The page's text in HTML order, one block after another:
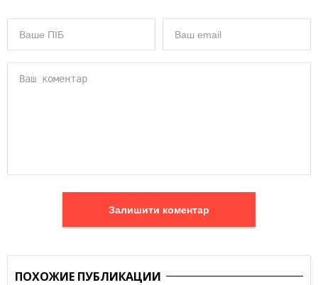
Залишити коментар
ПОХОЖИЕ ПУБЛИКАЦИИ